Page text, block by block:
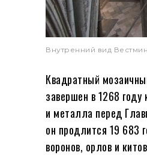
Внутренний вид
Квадратный
завершен в 1268
и металла перед
он продлится 19 683
воронов, орлов и